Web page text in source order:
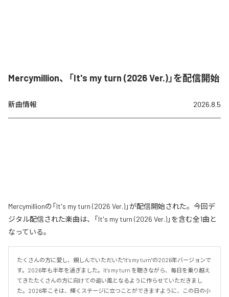
Mercymillion、「It's my turn (2026 Ver.)」を配信開始
新曲情報 2026.8.5
Mercymillionの「It's my turn (2026 Ver.)」が配信開始された。今回デ
ジタル配信された楽曲は、「It's my turn (2026 Ver.)」を含む全1曲と
なっている。
たくさんの方に愛し、親しんでいただいた"It's my turn"の2026年バージョンで
す。2026年も半年を過ぎました。It's my turn を聴きながら、毎日を乗り越え
てきたたくさんの方に向けての追い風となるように作らせていただきまし
た。2026年こそは、輝くステージに立つことができますように、この日の小